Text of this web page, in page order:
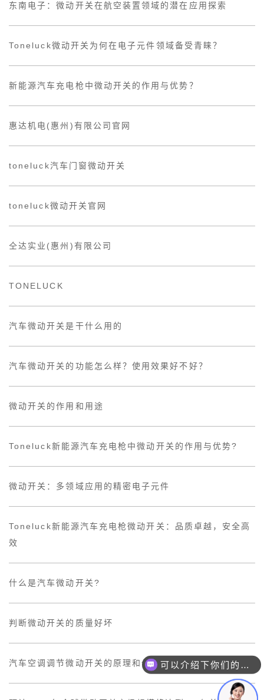
东南电子：微动开关在航空装置领域的潜在应用探索
Toneluck微动开关为何在电子元件领域备受青睐？
新能源汽车充电枪中微动开关的作用与优势？
惠达机电(惠州)有限公司官网
toneluck汽车门窗微动开关
toneluck微动开关官网
仝达实业(惠州)有限公司
TONELUCK
汽车微动开关是干什么用的
汽车微动开关的功能怎么样？使用效果好不好？
微动开关的作用和用途
Toneluck新能源汽车充电枪中微动开关的作用与优势?
微动开关：多领域应用的精密电子元件
Toneluck新能源汽车充电枪微动开关：品质卓越，安全高
效
什么是汽车微动开关?
判断微动开关的质量好坏
汽车空调调节微动开关的原理和作用